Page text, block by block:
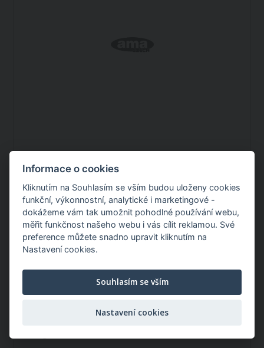
Skladem v ČR
Můžete mít:Úterý 11.08.2026
29,25 Kč / ks
Informace o cookies
Kliknutím na Souhlasím se vším budou uloženy cookies
funkční, výkonnostní, analytické i marketingové -
dokážeme vám tak umožnit pohodlné používání webu,
měřit funkčnost našeho webu i vás cílit reklamou. Své
preference můžete snadno upravit kliknutím na
Nastavení cookies.
Souhlasím se vším
Nastavení cookies